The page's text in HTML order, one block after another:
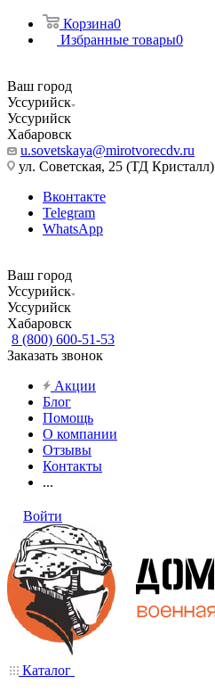
Корзина0
Избранные товары0
Ваш город
Уссурийск
Уссурийск
Хабаровск
u.sovetskaya@mirotvorecdv.ru
ул. Советская, 25 (ТД Кристалл)
Вконтакте
Telegram
WhatsApp
Ваш город
Уссурийск
Уссурийск
Хабаровск
8 (800) 600-51-53
Заказать звонок
Акции
Блог
Помощь
О компании
Отзывы
Контакты
...
Войти
Каталог